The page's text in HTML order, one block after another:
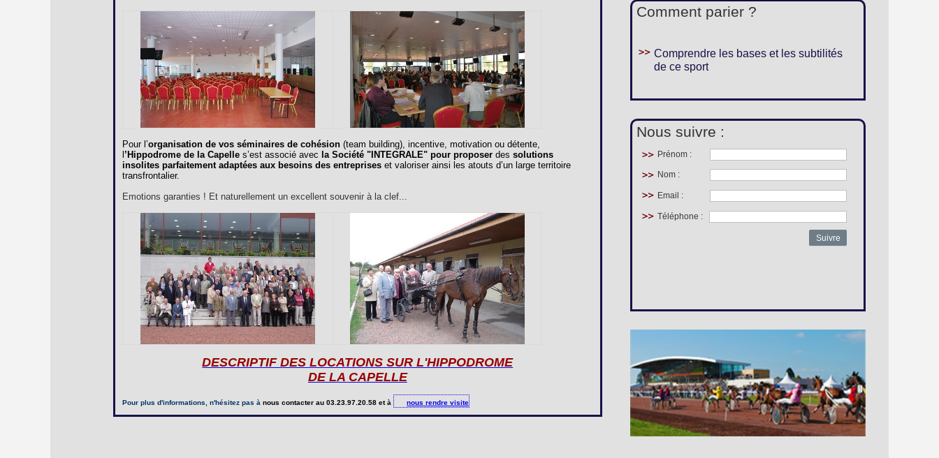
Pour l’organisation de vos séminaires de cohésion (team building), incentive, motivation ou détente,
’Hippodrome de la Capelle s’est associé avec la Société " INTEGRALE" pour proposer dessolutions
insolites parfaitement adaptées aux besoins des entreprises et valoriser ainsi les atouts d’un large territoire
transfrontalier.
Emotions garanties ! Et naturellement un excellent souvenir à la clef...
DESCRIPTIF DES LOCATIONS SUR L'HIPPODROME
DE LA CAPELLE
Pour plus d'informations, n'hésitez pas ànous contacter au 03.23.97.20.58 et à nous rendre visite
Comment parier ?
Comprendre les bases et les subtilités
de ce sport
Nous suivre :
Prénom :
Nom :
Email :
Téléphone :
Suivre